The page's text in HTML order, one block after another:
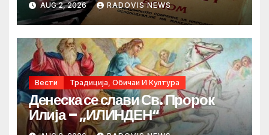
AUG 2, 2026 RADOVIS NEWS
Вести Традиција, Обичаи И Култура
Денеска се слави Св. Пророк
Илија – „ИЛИНДЕН“